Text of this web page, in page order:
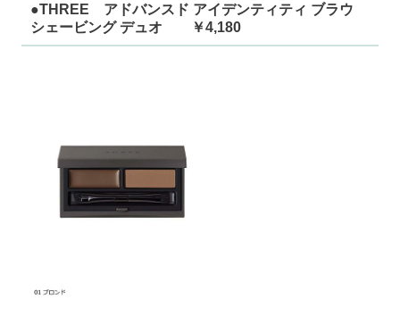
●THREE アドバンスド アイデンティティ ブラウ
シェービング デュオ ￥4,180